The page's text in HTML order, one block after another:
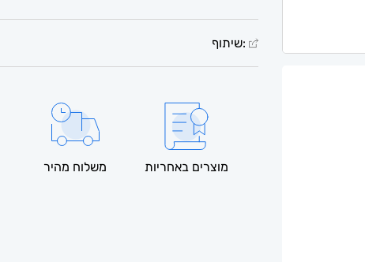
:שיתוף
מוצרים באחריות משלוח מהיר